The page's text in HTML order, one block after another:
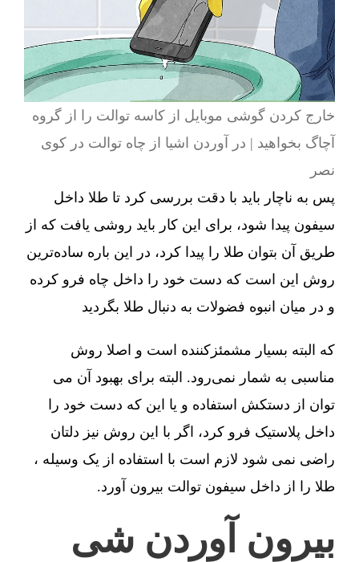
خارج کردن گوشی موبایل از کاسه توالت را از گروه
آچاگ بخواهید | در آوردن اشیا از چاه توالت در کوی
نصر
پس به ناچار باید با دقت بررسی کرد تا طلا داخل
سیفون پیدا شود، برای این کار باید روشی یافت که از
طریق آن بتوان طلا را پیدا کرد، در این باره ساده‌ترین
روش این است که دست خود را داخل چاه فرو کرده
و در میان انبوه فضولات به دنبال طلا بگردید
که البته بسیار مشمئزکننده است و اصلا روش
مناسبی به شمار نمی‌رود. البته برای بهبود آن می
توان از دستکش استفاده و یا این که دست خود را
داخل پلاستیک فرو کرد، اگر با این روش نیز دلتان
راضی نمی شود لازم است با استفاده از یک وسیله ،
طلا را از داخل سیفون توالت بیرون آورد.
بیرون آوردن شی